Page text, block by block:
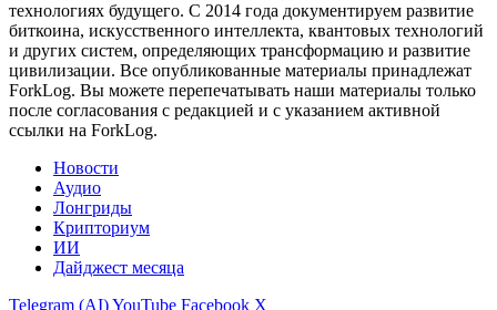
технологиях будущего. С 2014 года документируем развитие
биткоина, искусственного интеллекта, квантовых технологий
и других систем, определяющих трансформацию и развитие
цивилизации. Все опубликованные материалы принадлежат
ForkLog. Вы можете перепечатывать наши материалы только
после согласования с редакцией и с указанием активной
ссылки на ForkLog.
Новости
Аудио
Лонгриды
Крипториум
ИИ
Дайджест месяца
Telegram (AI)YouTube Facebook X